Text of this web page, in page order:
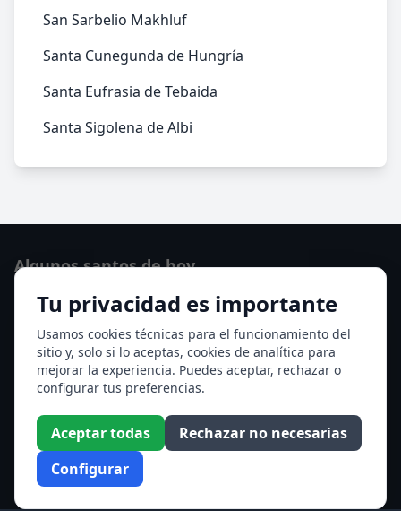
San Sarbelio Makhluf
Santa Cunegunda de Hungría
Santa Eufrasia de Tebaida
Santa Sigolena de Albi
Tu privacidad es importante
Usamos cookies técnicas para el funcionamiento del
sitio y, solo si lo aceptas, cookies de analítica para
mejorar la experiencia. Puedes aceptar, rechazar o
configurar tus preferencias.
Aceptar todas
Rechazar no necesarias
Configurar
Algunos santos de hoy
San Cayetano de Thiene
San Sixto II papa
Ver todos los santos de hoy
Acceso a los Meses
Enero
Febrero
Marzo